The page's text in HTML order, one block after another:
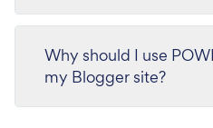
Why should I use
my Blogger site?